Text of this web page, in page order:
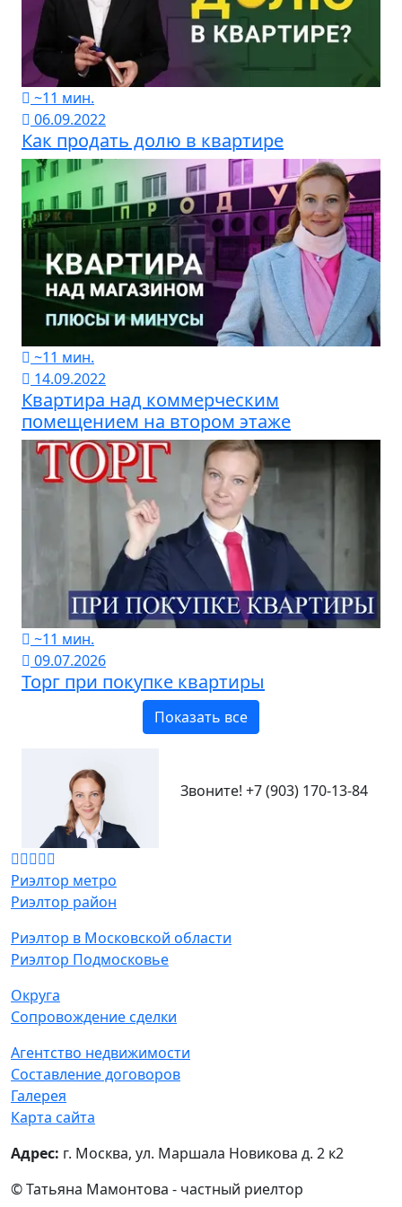
~11 мин.
06.09.2022
Как продать долю в квартире
~11 мин.
14.09.2022
Квартира над коммерческим
помещением на втором этаже
~11 мин.
09.07.2026
Торг при покупке квартиры
Показать все
Звоните! +7 (903) 170-13-84
Риэлтор метро
Риэлтор район
Риэлтор в Московской области
Риэлтор Подмосковье
Округа
Сопровождение сделки
Агентство недвижимости
Составление договоров
Галерея
Карта сайта
Адрес: г. Москва, ул. Маршала Новикова д. 2 к2
© Татьяна Мамонтова - частный риелтор